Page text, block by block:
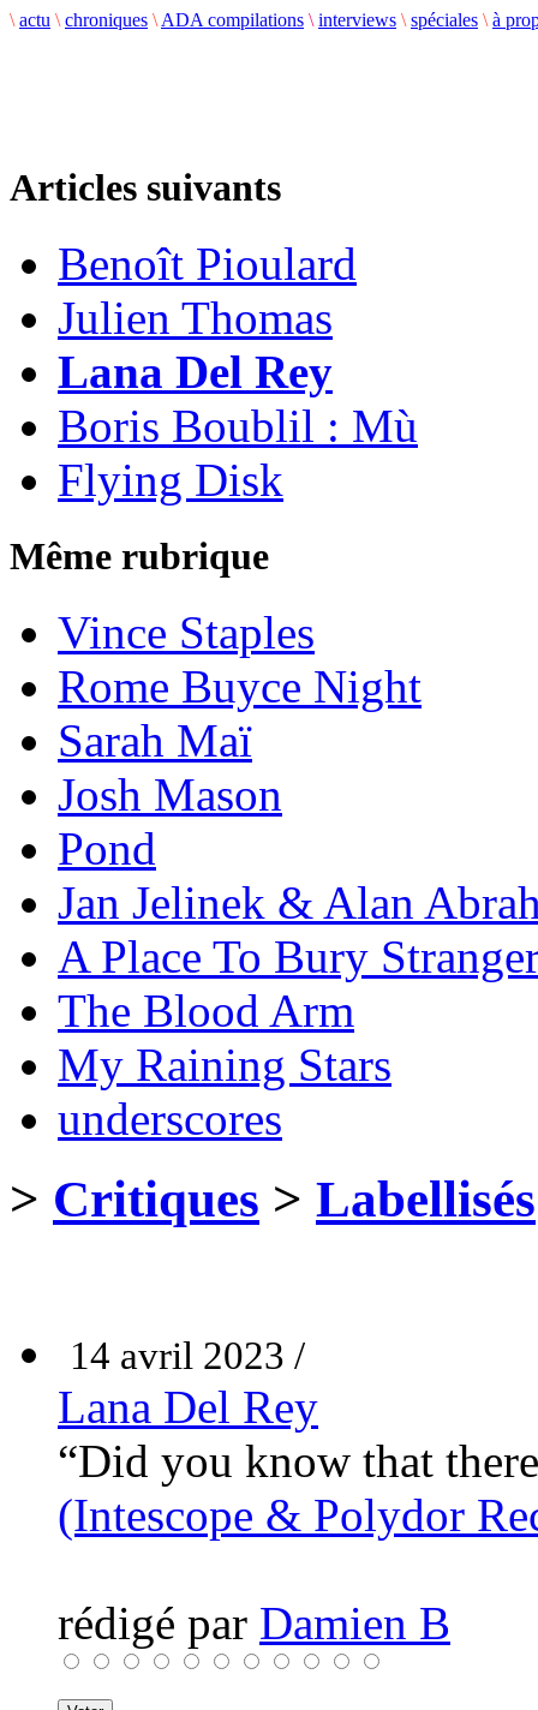
\ actu \ chroniques \ ADA compilations \ interviews \ spéciales \ à
Articles suivants
Benoît Pioulard
Julien Thomas
Lana Del Rey
Boris Boublil : Mù
Flying Disk
Même rubrique
Vince Staples
Rome Buyce Night
Sarah Maï
Josh Mason
Pond
Jan Jelinek & Alan
A Place To Bury
The Blood Arm
My Raining Stars
underscores
> Critiques > Labellisés
14 avril 2023 /
Lana Del Rey
“Did you know that
(Intescope & Polydor
rédigé par Damien B